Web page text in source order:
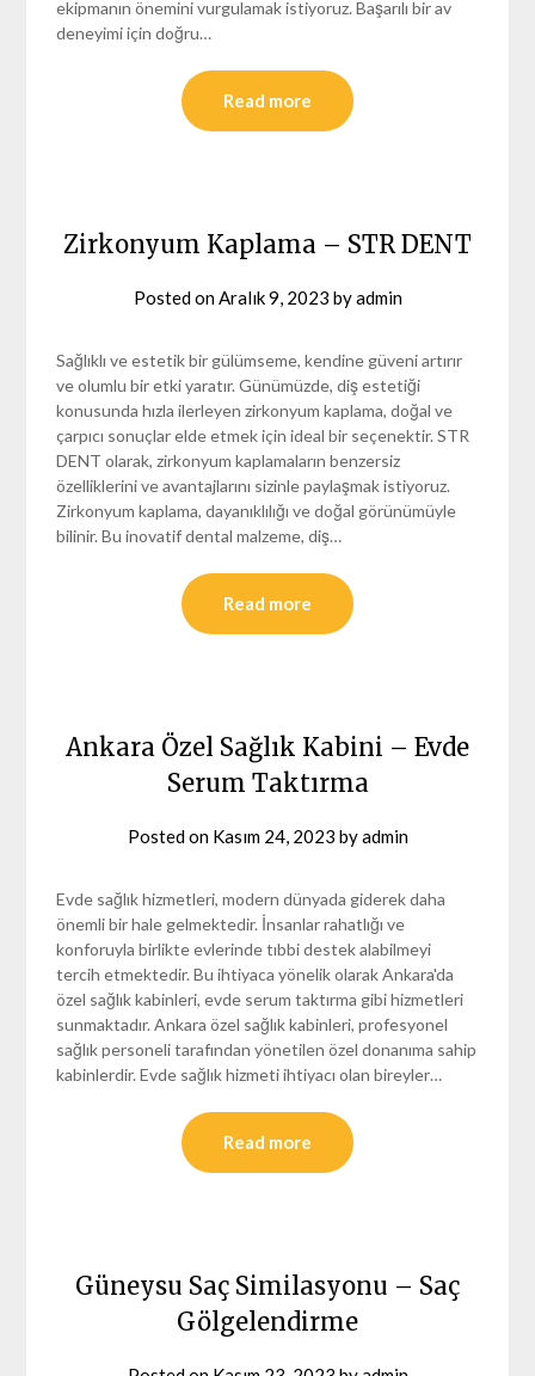
ekipmanın önemini vurgulamak istiyoruz. Başarılı bir av
deneyimi için doğru…
Read more
Zirkonyum Kaplama – STR DENT
Posted on Aralık 9, 2023 byadmin
Sağlıklı ve estetik bir gülümseme, kendine güveni artırır
ve olumlu bir etki yaratır. Günümüzde, diş estetiği
konusunda hızla ilerleyen zirkonyum kaplama, doğal ve
çarpıcı sonuçlar elde etmek için ideal bir seçenektir. STR
DENT olarak, zirkonyum kaplamaların benzersiz
özelliklerini ve avantajlarını sizinle paylaşmak istiyoruz.
Zirkonyum kaplama, dayanıklılığı ve doğal görünümüyle
bilinir. Bu inovatif dental malzeme, diş…
Read more
Ankara Özel Sağlık Kabini – Evde
Serum Taktırma
Posted on Kasım 24, 2023 byadmin
Evde sağlık hizmetleri, modern dünyada giderek daha
önemli bir hale gelmektedir. İnsanlar rahatlığı ve
konforuyla birlikte evlerinde tıbbi destek alabilmeyi
tercih etmektedir. Bu ihtiyaca yönelik olarak Ankara'da
özel sağlık kabinleri, evde serum taktırma gibi hizmetleri
sunmaktadır. Ankara özel sağlık kabinleri, profesyonel
sağlık personeli tarafından yönetilen özel donanıma sahip
kabinlerdir. Evde sağlık hizmeti ihtiyacı olan bireyler…
Read more
Güneysu Saç Similasyonu – Saç
Gölgelendirme